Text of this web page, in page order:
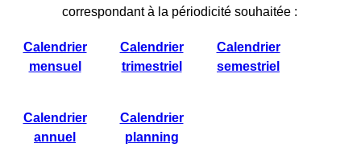
correspondant à la périodicité souhaitée :
Calendrier
mensuel
Calendrier
trimestriel
Calendrier
semestriel
Calendrier
annuel
Calendrier
planning